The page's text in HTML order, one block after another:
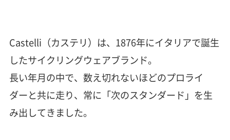
Castelli（カステリ）は、1876年にイタリアで誕生
したサイクリングウェアブランド。
長い年月の中で、数え切れないほどのプロライ
ダーと共に走り、常に「次のスタンダード」を生
み出してきました。